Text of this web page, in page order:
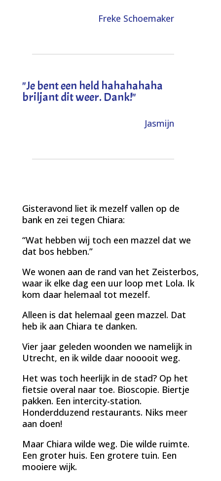
Freke Schoemaker
"Je bent een held hahahahaha
briljant dit weer. Dank!"
Jasmijn
Gisteravond liet ik mezelf vallen op de
bank en zei tegen Chiara:
“Wat hebben wij toch een mazzel dat we
dat bos hebben.”
We wonen aan de rand van het Zeisterbos,
waar ik elke dag een uur loop met Lola. Ik
kom daar helemaal tot mezelf.
Alleen is dat helemaal geen mazzel. Dat
heb ik aan Chiara te danken.
Vier jaar geleden woonden we namelijk in
Utrecht, en ik wilde daar nooooit weg.
Het was toch heerlijk in de stad? Op het
fietsie overal naar toe. Bioscopie. Biertje
pakken. Een intercity-station.
Honderdduzend restaurants. Niks meer
aan doen!
Maar Chiara wilde weg. Die wilde ruimte.
Een groter huis. Een grotere tuin. Een
mooiere wijk.